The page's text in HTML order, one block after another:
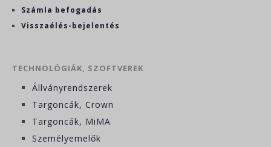
Számla befogadás
Visszaélés-bejelentés
TECHNOLÓGIÁK, SZOFTVEREK
Állványrendszerek
Targoncák, Crown
Targoncák, MiMA
Személyemelők